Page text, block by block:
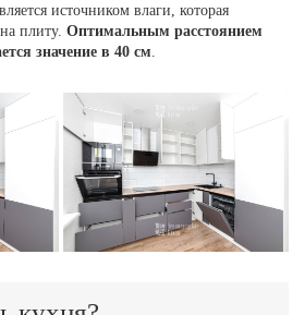
источником влаги, которая
плиту. Оптимальным расстоянием
значение в 40 см